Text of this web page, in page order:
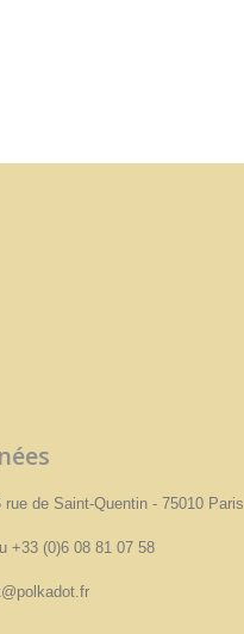
rue de Saint-Quentin - 75010 Paris
+33 (0)6 08 81 07 58